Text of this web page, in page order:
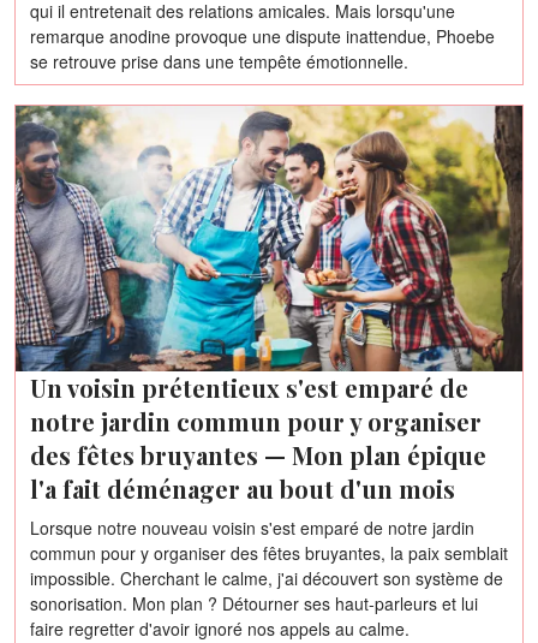
qui il entretenait des relations amicales. Mais lorsqu'une
remarque anodine provoque une dispute inattendue, Phoebe
se retrouve prise dans une tempête émotionnelle.
Un voisin prétentieux s'est emparé de
notre jardin commun pour y organiser
des fêtes bruyantes — Mon plan épique
l'a fait déménager au bout d'un mois
Lorsque notre nouveau voisin s'est emparé de notre jardin
commun pour y organiser des fêtes bruyantes, la paix semblait
impossible. Cherchant le calme, j'ai découvert son système de
sonorisation. Mon plan ? Détourner ses haut-parleurs et lui
faire regretter d'avoir ignoré nos appels au calme.